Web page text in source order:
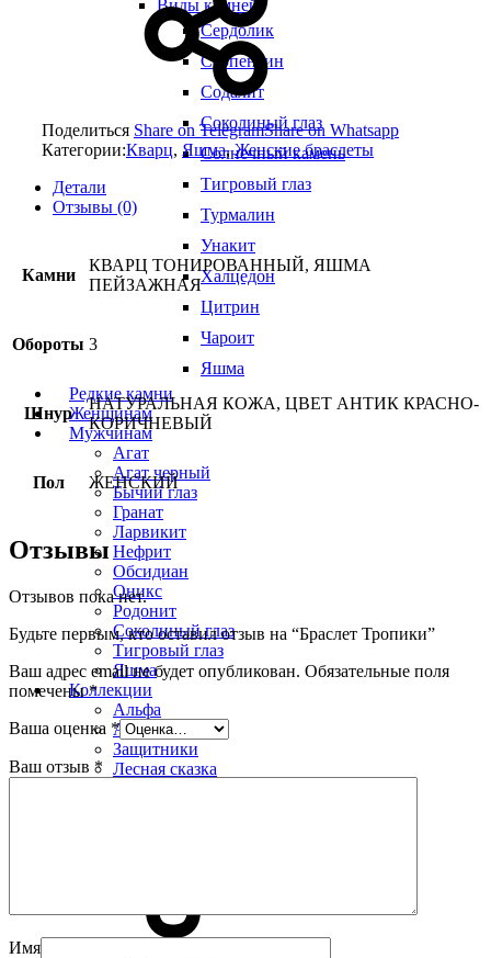
Виды камней
Сердолик
Серпентин
Содалит
Соколиный глаз
Солнечный камень
Тигровый глаз
Турмалин
Унакит
Халцедон
Цитрин
Чароит
Яшма
Редкие камни
Женщинам
Мужчинам
Агат
Агат черный
Бычий глаз
Гранат
Ларвикит
Нефрит
Обсидиан
Оникс
Родонит
Соколиный глаз
Тигровый глаз
Яшма
Коллекции
Альфа
Арго
Защитники
Лесная сказка
Поделиться Share on TelegramShare on Whatsapp
Категории:Кварц, Яшма,Женские браслеты
Детали
Отзывы (0)
Камни
КВАРЦ ТОНИРОВАННЫЙ, ЯШМА
ПЕЙЗАЖНАЯ
Обороты 3
Шнур
НАТУРАЛЬНАЯ КОЖА, ЦВЕТ АНТИК КРАСНО-
КОРИЧНЕВЫЙ
Пол ЖЕНСКИЙ
Отзывы
Отзывов пока нет.
Будьте первым, кто оставил отзыв на “Браслет Тропики”
Ваш адрес email не будет опубликован. Обязательные поля
помечены*
Ваша оценка *
Ваш отзыв *
Имя